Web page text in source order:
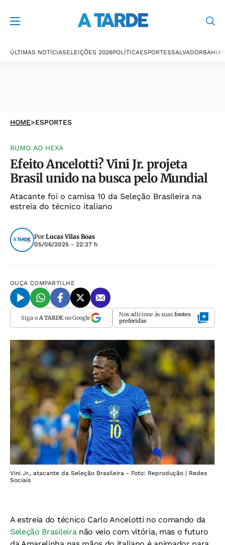
ÚLTIMAS NOTÍCIASELEIÇÕES 2026POLÍTICAESPORTESSALVADORBAHIA
HOME>ESPORTES
RUMO AO HEXA
Efeito Ancelotti? Vini Jr. projeta
Brasil unido na busca pelo Mundial
Atacante foi o camisa 10 da Seleção Brasileira na
estreia do técnico italiano
Por Lucas Vilas Boas
05/06/2025 - 22:27 h
OUÇA COMPARTILHE
Siga o A TARDEno Google Nos adicione às suas fontes
preferidas
Vini Jr., atacante da Seleção Brasileira - Foto: Reprodução | Redes
Sociais
A estreia do técnico Carlo Ancelotti no comando da
Seleção Brasileira não veio com vitória, mas o futuro